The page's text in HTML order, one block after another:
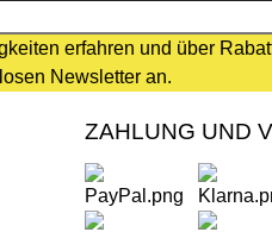
erfahren und über
Newsletter an.
ZAHLUNG UND